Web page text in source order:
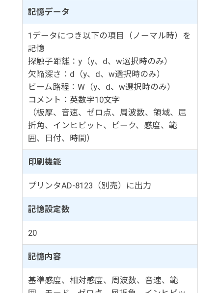
記憶データ
1データにつき以下の項目（ノーマル時）を
記憶
探触子距離：y（y、d、w選択時のみ）
欠陥深さ：d（y、d、w選択時のみ）
ビーム路程：W（y、d、w選択時のみ）
コメント：英数字10文字
（板厚、音速、ゼロ点、周波数、領域、屈
折角、インヒビット、ピーク、感度、範
囲、日付、時間）
印刷機能
プリンタAD-8123（別売）に出力
記憶設定数
20
記憶内容
基準感度、相対感度、周波数、音速、範